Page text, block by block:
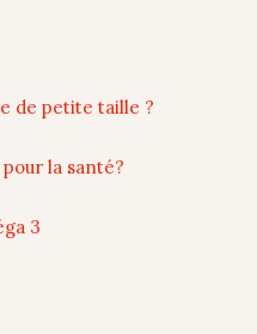
de petite taille ?
la santé?
3